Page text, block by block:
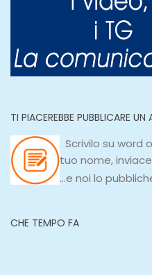
TI PIACEREBBE PUBBLICARE
Scrivilo su word o
tuo nome,
...e noi lo
CHE TEMPO FA